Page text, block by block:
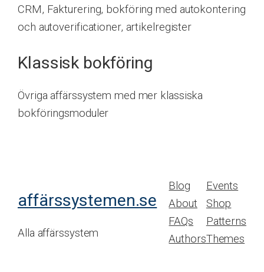
CRM, Fakturering, bokföring med autokontering
och autoverificationer, artikelregister
Klassisk bokföring
Övriga affärssystem med mer klassiska
bokföringsmoduler
affärssystemen.se
Alla affärssystem
Blog
About
FAQs
Authors
Events
Shop
Patterns
Themes